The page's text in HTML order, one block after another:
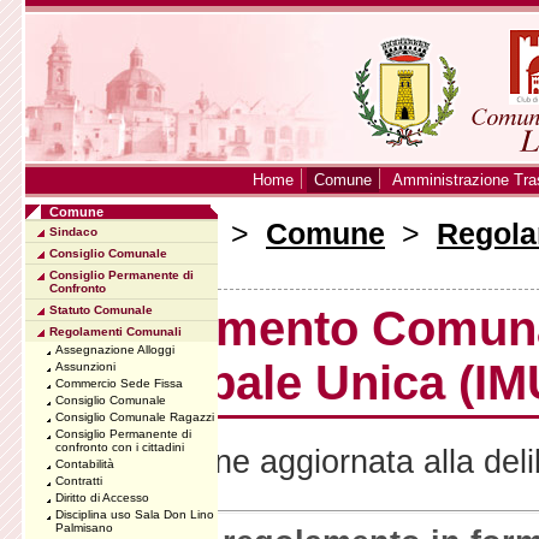
Home Comune Amministrazione
Sei in:Home> Comune >
Unica (IMU)
Regolamento
Municipale Unica
Note: versione aggiornata alla
Comune
Sindaco
Consiglio Comunale
Consiglio Permanente di
Confronto
Statuto Comunale
Regolamenti Comunali
Assegnazione Alloggi
Assunzioni
Commercio Sede Fissa
Consiglio Comunale
Consiglio Comunale Ragazzi
Consiglio Permanente di
confronto con i cittadini
Contabilità
Contratti
Diritto di Accesso
Disciplina uso Sala Don Lino
Palmisano